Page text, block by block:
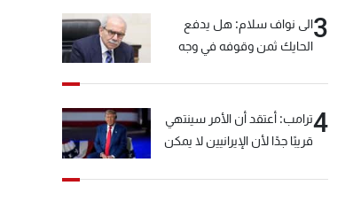
3الى نواف سلام: هل يدفع
الحايك ثمن وقوفه في وجه
4ترامب: أعتقد أن الأمر سينتهي
قريبًا جدًا لأن الإيرانيين لا يمكن